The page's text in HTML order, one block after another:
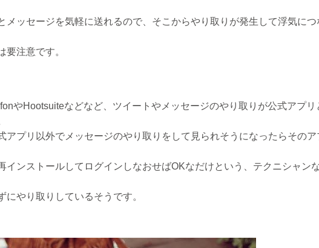
メッセージを気軽に送れるので、そこからやり取りが発生して浮気につ
要注意です。
やHootsuiteなどなど、ツイートやメッセージのやり取りが公式アプリ
アプリ以外でメッセージのやり取りをして見られそうになったらそのア
インストールしてログインしなおせばOKなだけという、テクニシャン
やり取りしているそうです。